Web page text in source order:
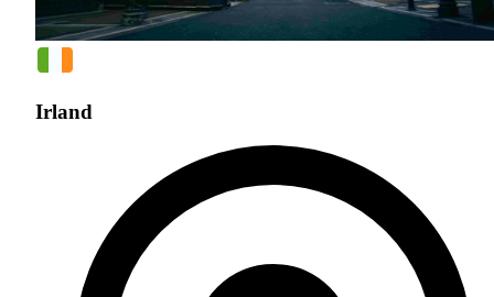
Irland